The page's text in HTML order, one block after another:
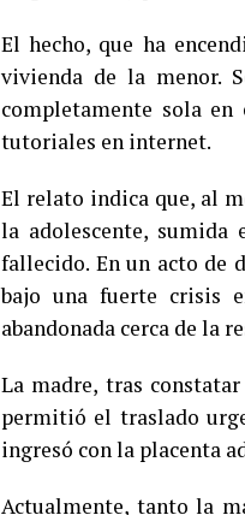
El hecho, que ha
vivienda de la menor.
completamente sola
tutoriales en internet.
El relato indica que, al
la adolescente, sumida
fallecido. En un acto de
bajo una fuerte crisis
abandonada cerca de la
La madre, tras
permitió el traslado
ingresó con la placenta
Actualmente, tanto la